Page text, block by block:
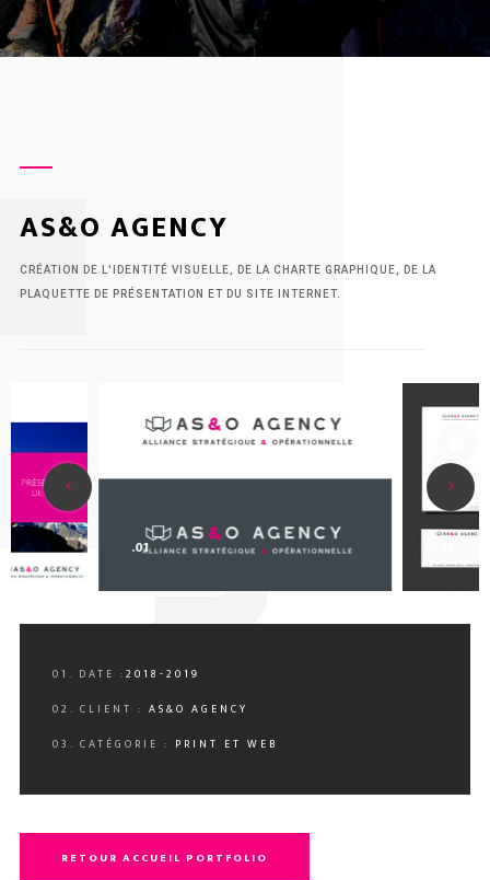
AS&O AGENCY
CRÉATION DE L'IDENTITÉ VISUELLE, DE LA CHARTE GRAPHIQUE, DE LA
PLAQUETTE DE PRÉSENTATION ET DU SITE INTERNET.
.01
01. DATE :2018-2019
02. CLIENT : AS&O AGENCY
03. CATÉGORIE : PRINT ET WEB
RETOUR ACCUEIL PORTFOLIO